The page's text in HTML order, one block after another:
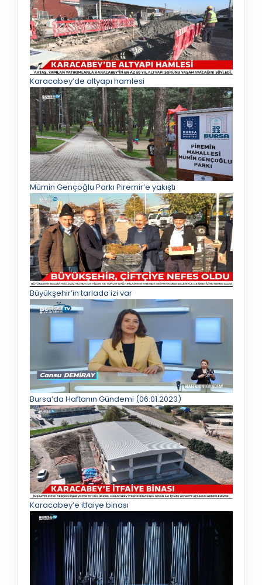
Karacabey’de altyapı hamlesi
Mümin Gençoğlu Parkı Piremir’e yakıştı
Büyükşehir’in tarlada izi var
Bursa’da Haftanın Gündemi (06.01.2023)
Karacabey’e itfaiye binası